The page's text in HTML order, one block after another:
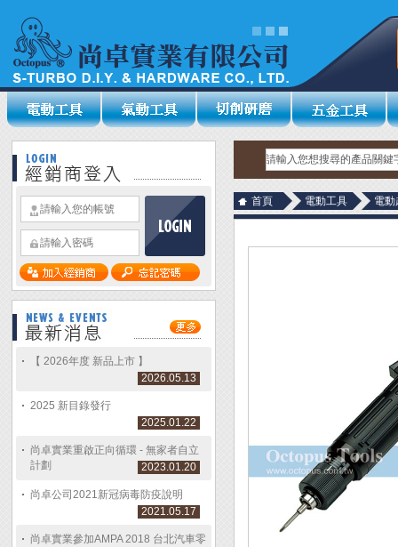
【 2026年度 新品上市 】
2026.05.13
2025 新目錄發行
2025.01.22
尚卓實業重啟正向循環 - 無家者自立
計劃
2023.01.20
尚卓公司2021新冠病毒防疫說明
2021.05.17
尚卓實業參加AMPA 2018 台北汽車零
首頁 電動工具 電